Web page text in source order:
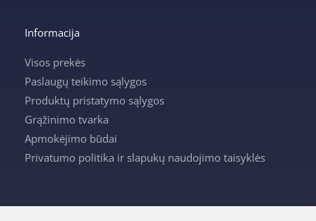
Informacija
Visos prekės
Paslaugų teikimo sąlygos
Produktų pristatymo sąlygos
Grąžinimo tvarka
Apmokėjimo būdai
Privatumo politika ir slapukų naudojimo taisyklės